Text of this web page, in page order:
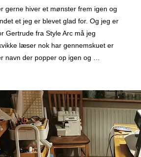
gerne hiver et mønster frem igen og
et jeg er blevet glad for. Og jeg er
Gertrude fra Style Arc må jeg
læser nok har gennemskuet er
navn der popper op igen og …